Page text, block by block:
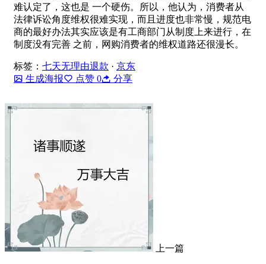
难认定了，这也是 一个硬伤。所以，他认为，消费者从
法律诉讼角度维权很难实现，而且进度也非常慢，规范电
商的最好办法其实应该是有工商部门从制度上来进行，在
制度没有完善 之前，网购消费者的维权道路还很漫长。
标签： 七天无理由退款 · 京东
生成海报
点赞 0 分享
上一篇